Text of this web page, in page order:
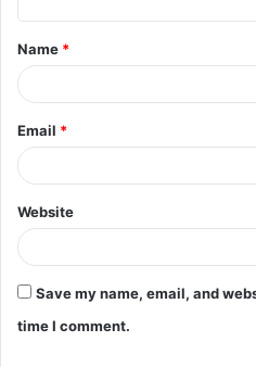
Name *
Email *
Website
Save my name, email, and
time I comment.